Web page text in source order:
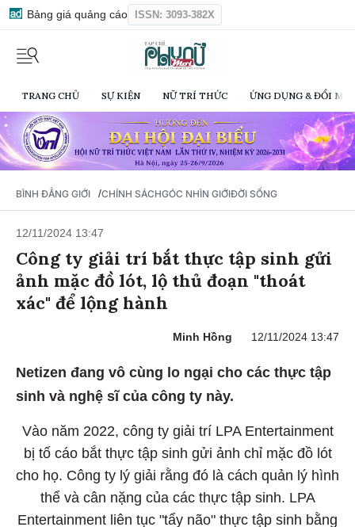
Bảng giá quảng cáo ISSN: 3093-382X
TRANG CHỦ SỰ KIỆN NỮ TRÍ THỨC ỨNG DỤNG & ĐỔI
BÌNH ĐẲNG GIỚI /CHÍNH SÁCHGÓC NHÌN GIỚIĐỜI SỐNG
12/11/2024 13:47
Công ty giải trí bắt thực tập sinh gửi
ảnh mặc đồ lót, lộ thủ đoạn "thoát
xác" để lộng hành
Minh Hồng 12/11/2024 13:47
Netizen đang vô cùng lo ngại cho các thực tập
sinh và nghệ sĩ của công ty này.
Vào năm 2022, công ty giải trí LPA Entertainment
bị tố cáo bắt thực tập sinh gửi ảnh chỉ mặc đồ lót
cho họ. Công ty lý giải rằng đó là cách quản lý hình
thể và cân nặng của các thực tập sinh. LPA
Entertainment liên tục "tẩy não" thực tập sinh bằng